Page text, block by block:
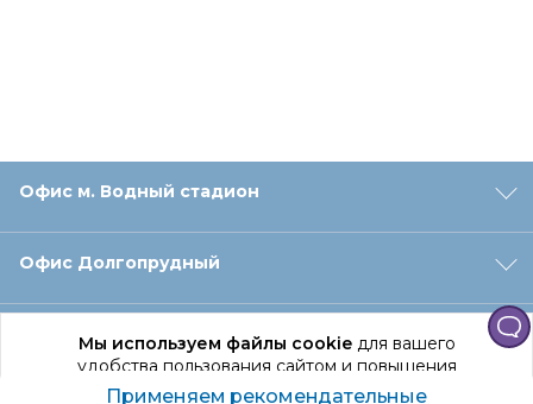
Мы используем файлы cookieдля вашего
удобства пользования сайтом и повышения
качества рекомендаций.
Офис м. Водный стадион
Офис Долгопрудный
Офис Санкт‑Петербург
Применяем рекомендательные